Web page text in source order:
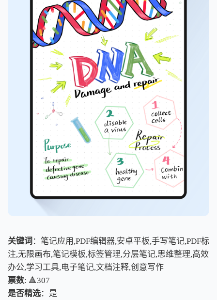
关键词 ：笔记应用,PDF编辑器,安卓平板,手写笔记,PDF标
注,无限画布,笔记模板,标签管理,分层笔记,思维整理,高效
办公,学习工具,电子笔记,文档注释,创意写作
票数: 🔺307
是否精选：是